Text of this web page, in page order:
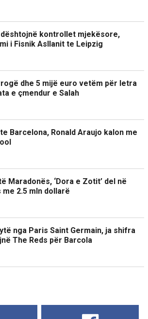
dështojnë kontrollet mjekësore,
i Fisnik Asllanit te Leipzig
dhe 5 mijë euro vetëm për letra
e çmendur e Salah
Barcelona, Ronald Araujo kalon me
Maradonës, ‘Dora e Zotit’ del në
me 2.5 mln dollarë
nga Paris Saint Germain, ja shifra
The Reds për Barcola